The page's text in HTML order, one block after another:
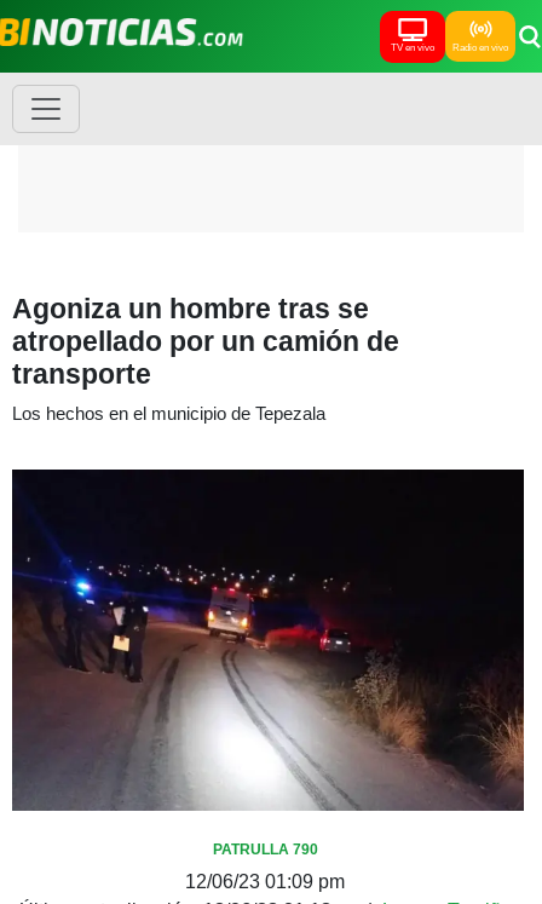
TV en vivo Radio en vivo
Agoniza un hombre tras se
atropellado por un camión de
transporte
Los hechos en el municipio de Tepezala
PATRULLA 790
12/06/23 01:09 pm